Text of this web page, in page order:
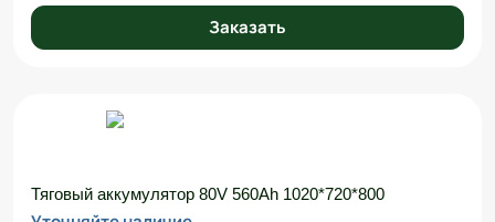
Заказать
Тяговый аккумулятор 80V 560Ah 1020*720*800